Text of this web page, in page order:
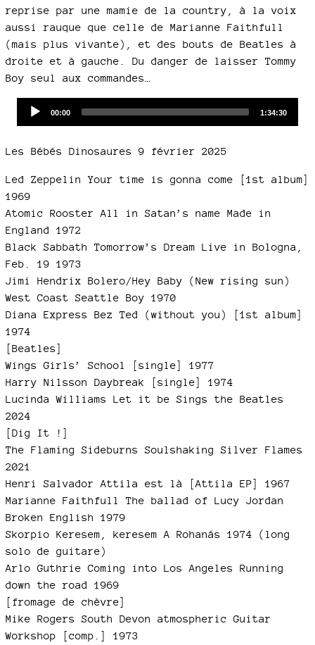
reprise par une mamie de la country, à la voix
aussi rauque que celle de Marianne Faithfull
(mais plus vivante), et des bouts de Beatles à
droite et à gauche. Du danger de laisser Tommy
Boy seul aux commandes…
Current
00:00
Total
1:34:30
Les Bébés Dinosaures 9 février 2025
Led Zeppelin Your time is gonna come [1st album]
1969
Atomic Rooster All in Satan’s name Made in
England 1972
Black Sabbath Tomorrow’s Dream Live in Bologna,
Feb. 19 1973
Jimi Hendrix Bolero/Hey Baby (New rising sun)
West Coast Seattle Boy 1970
Diana Express Bez Ted (without you) [1st album]
1974
[Beatles]
Wings Girls’ School [single] 1977
Harry Nilsson Daybreak [single] 1974
Lucinda Williams Let it be Sings the Beatles
2024
[Dig It !]
The Flaming Sideburns Soulshaking Silver Flames
2021
Henri Salvador Attila est là [Attila EP] 1967
Marianne Faithfull The ballad of Lucy Jordan
Broken English 1979
Skorpio Keresem, keresem A Rohanás 1974 (long
solo de guitare)
Arlo Guthrie Coming into Los Angeles Running
down the road 1969
[fromage de chèvre]
Mike Rogers South Devon atmospheric Guitar
Workshop [comp.] 1973